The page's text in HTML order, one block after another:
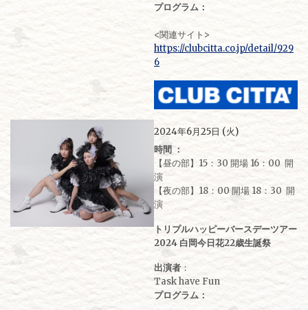
プログラム：
<関連サイト>
https://clubcitta.co.jp/detail/929
6
2024年6月25日 (火)
時間 ：
【昼の部】15：30 開場 16：00 開
演
【夜の部】18：00 開場 18：30 開
演
トリプルハッピーバースデーツアー
2024 白岡今日花22歳生誕祭
出演者：
Task have Fun
プログラム：